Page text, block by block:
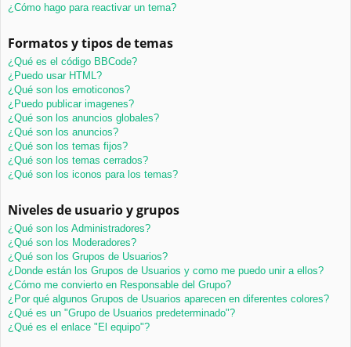
¿Cómo hago para reactivar un tema?
Formatos y tipos de temas
¿Qué es el código BBCode?
¿Puedo usar HTML?
¿Qué son los emoticonos?
¿Puedo publicar imagenes?
¿Qué son los anuncios globales?
¿Qué son los anuncios?
¿Qué son los temas fijos?
¿Qué son los temas cerrados?
¿Qué son los iconos para los temas?
Niveles de usuario y grupos
¿Qué son los Administradores?
¿Qué son los Moderadores?
¿Qué son los Grupos de Usuarios?
¿Donde están los Grupos de Usuarios y como me puedo unir a ellos?
¿Cómo me convierto en Responsable del Grupo?
¿Por qué algunos Grupos de Usuarios aparecen en diferentes colores?
¿Qué es un "Grupo de Usuarios predeterminado"?
¿Qué es el enlace "El equipo"?